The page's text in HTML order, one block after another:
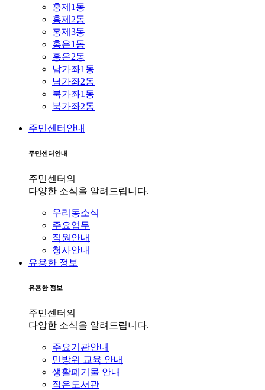
홍제1동
홍제2동
홍제3동
홍은1동
홍은2동
남가좌1동
남가좌2동
북가좌1동
북가좌2동
주민센터안내
주민센터안내
주민센터의
다양한 소식을 알려드립니다.
우리동소식
주요업무
직원안내
청사안내
유용한 정보
유용한 정보
주민센터의
다양한 소식을 알려드립니다.
주요기관안내
민방위 교육 안내
생활폐기물 안내
작은도서관